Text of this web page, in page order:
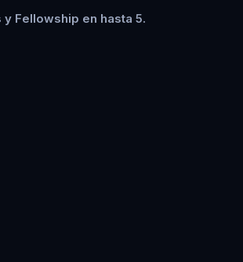
Fellowship en hasta 5.